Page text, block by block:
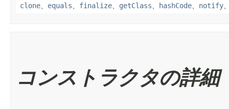
clone equals finalize getClass hashCode notify
コンストラクタの詳細